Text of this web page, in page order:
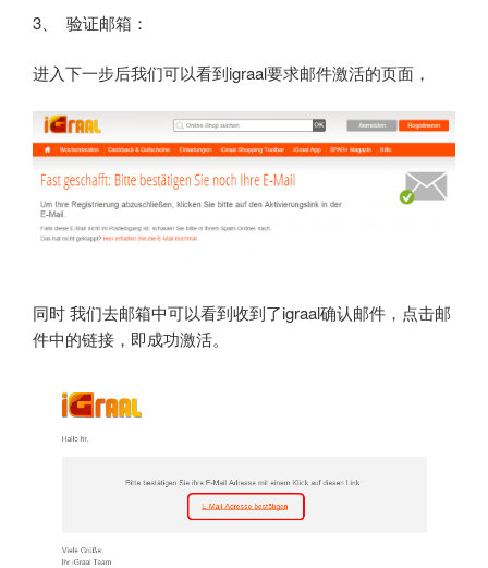
3、 验证邮箱：
进入下一步后我们可以看到igraal要求邮件激活的页面，
同时 我们去邮箱中可以看到收到了igraal确认邮件，点击邮
件中的链接，即成功激活。